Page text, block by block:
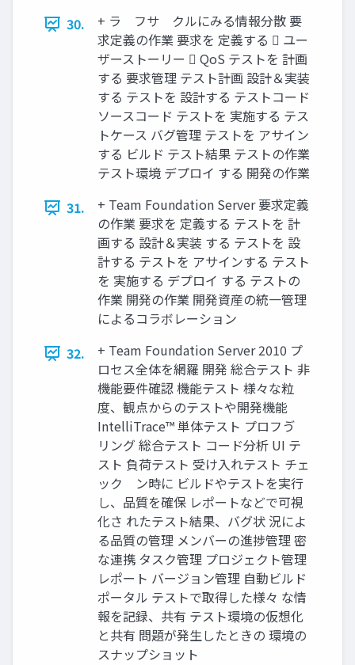
30.
+ ラ゗フサ゗クルにみる情報分散 要
求定義の作業 要求を 定義する  ユー
ザーストーリー  QoS テストを 計画
する 要求管理 テスト計画 設計＆実装
する テストを 設計する テストコード
ソースコード テストを 実施する テス
トケース バグ管理 テストを アサイン
する ビルド テスト結果 テストの作業
テスト環境 デプロイ する 開発の作業
31.
+ Team Foundation Server 要求定義
の作業 要求を 定義する テストを 計
画する 設計＆実装 する テストを 設
計する テストを アサインする テスト
を 実施する デプロイ する テストの
作業 開発の作業 開発資産の統一管理
によるコラボレーション
32.
+ Team Foundation Server 2010 プ
ロセス全体を網羅 開発 総合テスト 非
機能要件確認 機能テスト 様々な粒
度、観点からのテストや開発機能
IntelliTrace™ 単体テスト プロフゔ゗
リング 総合テスト コード分析 UI テ
スト 負荷テスト 受け入れテスト チェ
ック゗ン時に ビルドやテストを実行
し、品質を確保 レポートなどで可視
化さ れたテスト結果、バグ状 況によ
る品質の管理 メンバーの進捗管理 密
な連携 タスク管理 プロジェクト管理
レポート バージョン管理 自動ビルド
ポータル テストで取得した様々 な情
報を記録、共有 テスト環境の仮想化
と共有 問題が発生したときの 環境の
スナップショット